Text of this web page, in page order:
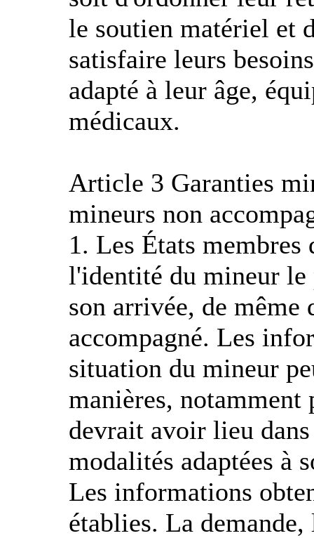
le soutien matériel et
satisfaire leurs
adapté à leur âge,
médicaux.
Article 3 Garanties
mineurs non
1. Les États
l'identité du mineur le
son arrivée, de
accompagné. Les
situation du mineur
manières,
devrait avoir lieu
modalités adaptées à
Les informations
établies. La